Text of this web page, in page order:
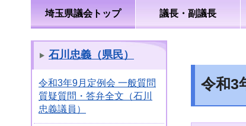
埼玉県議会トップ 議長・副議長
石川忠義（県民）
令和3年9月定例会 一般質問
質疑質問・答弁全文（石川
忠義議員）
令和3